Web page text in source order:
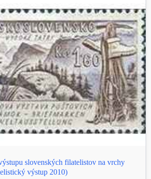
slovenských filatelistov na vrchy
výstup 2010)